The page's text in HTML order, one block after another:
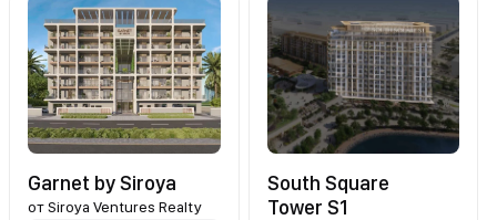
Garnet by Siroya
отSiroya Ventures Realty
South Square
Tower S1